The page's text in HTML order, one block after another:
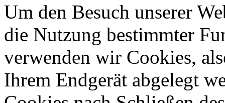
Um den Besuch unserer
die Nutzung bestimmter
verwenden wir Cookies,
Ihrem Endgerät abgelegt